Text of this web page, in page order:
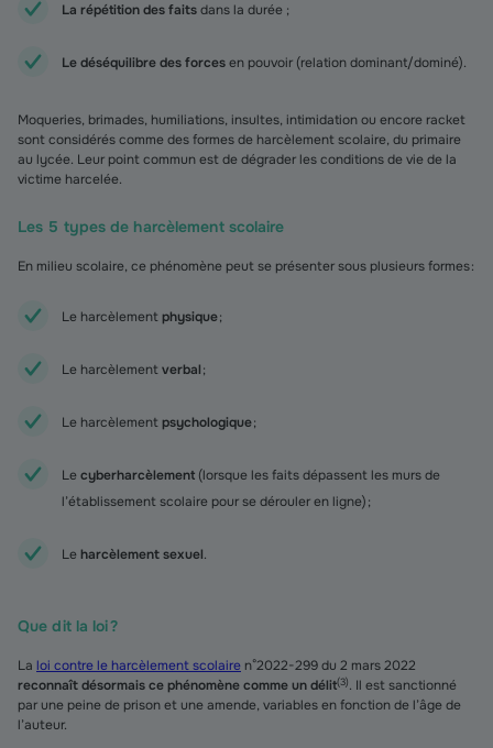
La répétition des faitsdans la durée ;
Le déséquilibre des forcesen pouvoir (relation dominant/dominé).
Moqueries, brimades, humiliations, insultes, intimidation ou encore racket
sont considérés comme des formes de harcèlement scolaire, du primaire
au lycée. Leur point commun est de dégrader les conditions de vie de la
victime harcelée.
Les 5 types de harcèlement scolaire
En milieu scolaire, ce phénomène peut se présenter sous plusieurs formes :
Le harcèlementphysique;
Le harcèlementverbal;
Le harcèlementpsychologique;
Lecyberharcèlement (lorsque les faits dépassent les murs de
l’établissement scolaire pour se dérouler en ligne) ;
Leharcèlement sexuel.
Que dit la loi ?
La loi contre le harcèlement scolaire n°2022-299 du 2 mars 2022
reconnaît désormais ce phénomène comme un délit(3). Il est sanctionné
par une peine de prison et une amende, variables en fonction de l’âge de
l’auteur.